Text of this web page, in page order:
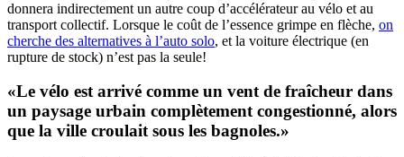
donnera indirectement un autre coup d’accélérateur au vélo et au
transport collectif. Lorsque le coût de l’essence grimpe en flèche, on
cherche des alternatives à l’auto solo, et la voiture électrique (en
rupture de stock) n’est pas la seule!
«Le vélo est arrivé comme un vent de fraîcheur dans
un paysage urbain complètement congestionné, alors
que la ville croulait sous les bagnoles.»